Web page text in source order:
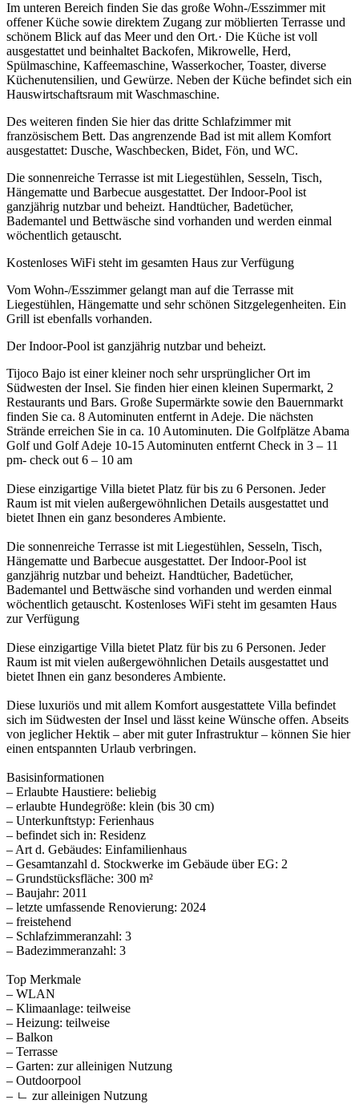
Im unteren Bereich finden Sie das große Wohn-/Esszimmer mit
offener Küche sowie direktem Zugang zur möblierten Terrasse und
schönem Blick auf das Meer und den Ort.· Die Küche ist voll
ausgestattet und beinhaltet Backofen, Mikrowelle, Herd,
Spülmaschine, Kaffeemaschine, Wasserkocher, Toaster, diverse
Küchenutensilien, und Gewürze. Neben der Küche befindet sich ein
Hauswirtschaftsraum mit Waschmaschine.
Des weiteren finden Sie hier das dritte Schlafzimmer mit
französischem Bett. Das angrenzende Bad ist mit allem Komfort
ausgestattet: Dusche, Waschbecken, Bidet, Fön, und WC.
Die sonnenreiche Terrasse ist mit Liegestühlen, Sesseln, Tisch,
Hängematte und Barbecue ausgestattet. Der Indoor-Pool ist
ganzjährig nutzbar und beheizt. Handtücher, Badetücher,
Bademantel und Bettwäsche sind vorhanden und werden einmal
wöchentlich getauscht.
Kostenloses WiFi steht im gesamten Haus zur Verfügung
Vom Wohn-/Esszimmer gelangt man auf die Terrasse mit
Liegestühlen, Hängematte und sehr schönen Sitzgelegenheiten. Ein
Grill ist ebenfalls vorhanden.
Der Indoor-Pool ist ganzjährig nutzbar und beheizt.
Tijoco Bajo ist einer kleiner noch sehr ursprünglicher Ort im
Südwesten der Insel. Sie finden hier einen kleinen Supermarkt, 2
Restaurants und Bars. Große Supermärkte sowie den Bauernmarkt
finden Sie ca. 8 Autominuten entfernt in Adeje. Die nächsten
Strände erreichen Sie in ca. 10 Autominuten. Die Golfplätze Abama
Golf und Golf Adeje 10-15 Autominuten entfernt Check in 3 – 11
pm- check out 6 – 10 am
Diese einzigartige Villa bietet Platz für bis zu 6 Personen. Jeder
Raum ist mit vielen außergewöhnlichen Details ausgestattet und
bietet Ihnen ein ganz besonderes Ambiente.
Die sonnenreiche Terrasse ist mit Liegestühlen, Sesseln, Tisch,
Hängematte und Barbecue ausgestattet. Der Indoor-Pool ist
ganzjährig nutzbar und beheizt. Handtücher, Badetücher,
Bademantel und Bettwäsche sind vorhanden und werden einmal
wöchentlich getauscht. Kostenloses WiFi steht im gesamten Haus
zur Verfügung
Diese einzigartige Villa bietet Platz für bis zu 6 Personen. Jeder
Raum ist mit vielen außergewöhnlichen Details ausgestattet und
bietet Ihnen ein ganz besonderes Ambiente.
Diese luxuriös und mit allem Komfort ausgestattete Villa befindet
sich im Südwesten der Insel und lässt keine Wünsche offen. Abseits
von jeglicher Hektik – aber mit guter Infrastruktur – können Sie hier
einen entspannten Urlaub verbringen.
Basisinformationen
– Erlaubte Haustiere: beliebig
– erlaubte Hundegröße: klein (bis 30 cm)
– Unterkunftstyp: Ferienhaus
– befindet sich in: Residenz
– Art d. Gebäudes: Einfamilienhaus
– Gesamtanzahl d. Stockwerke im Gebäude über EG: 2
– Grundstücksfläche: 300 m²
– Baujahr: 2011
– letzte umfassende Renovierung: 2024
– freistehend
– Schlafzimmeranzahl: 3
– Badezimmeranzahl: 3
Top Merkmale
– WLAN
– Klimaanlage: teilweise
– Heizung: teilweise
– Balkon
– Terrasse
– Garten: zur alleinigen Nutzung
– Outdoorpool
– ㄴ zur alleinigen Nutzung